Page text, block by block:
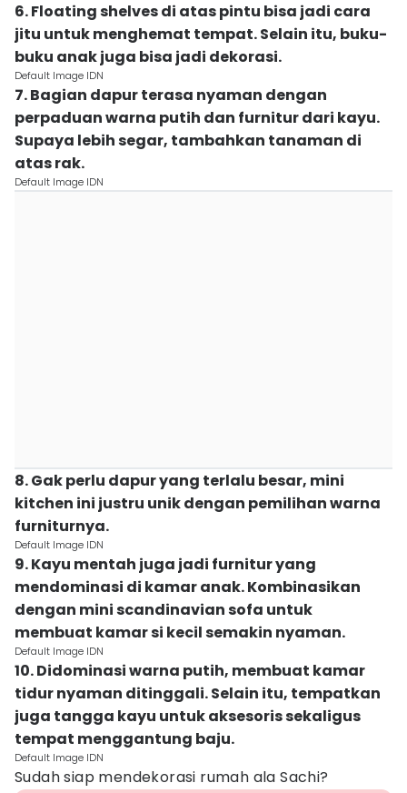
6. Floating shelves di atas pintu bisa jadi cara
jitu untuk menghemat tempat. Selain itu, buku-
buku anak juga bisa jadi dekorasi.
Default Image IDN
7. Bagian dapur terasa nyaman dengan
perpaduan warna putih dan furnitur dari kayu.
Supaya lebih segar, tambahkan tanaman di
atas rak.
Default Image IDN
8. Gak perlu dapur yang terlalu besar, mini
kitchen ini justru unik dengan pemilihan warna
furniturnya.
Default Image IDN
9. Kayu mentah juga jadi furnitur yang
mendominasi di kamar anak. Kombinasikan
dengan mini scandinavian sofa untuk
membuat kamar si kecil semakin nyaman.
Default Image IDN
10. Didominasi warna putih, membuat kamar
tidur nyaman ditinggali. Selain itu, tempatkan
juga tangga kayu untuk aksesoris sekaligus
tempat menggantung baju.
Default Image IDN
Sudah siap mendekorasi rumah ala Sachi?